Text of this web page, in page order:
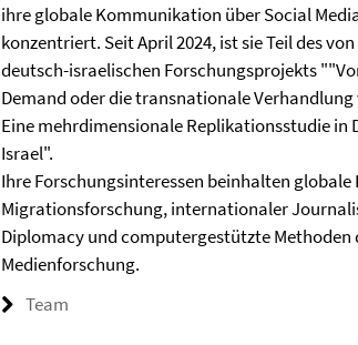
ihre globale Kommunikation über Social
konzentriert. Seit April 2024, ist sie Teil des
deutsch-israelischen Forschungsprojekts
Demand oder die transnationale
Eine mehrdimensionale Replikationsstudie in
Israel".
Ihre Forschungsinteressen beinhalten
Migrationsforschung, internationaler
Diplomacy und computergestützte Methoden
Medienforschung.
Team